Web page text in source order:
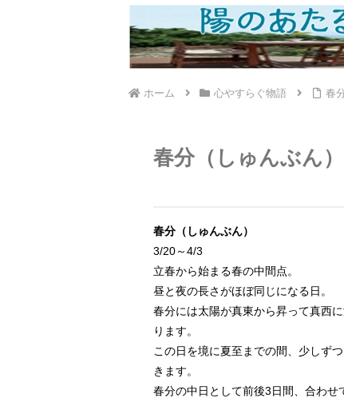
ホーム 心やすらぐ物語 春
春分（しゅんぶん
春分（しゅんぶん）
3/20～4/3
立春から始まる春の中間点。
昼と夜の長さがほぼ同じになる日。
春分には太陽が真東から昇って真西
ります。
この日を境に夏至までの間、少しず
きます。
春分の中日として前後3日間、合わせ